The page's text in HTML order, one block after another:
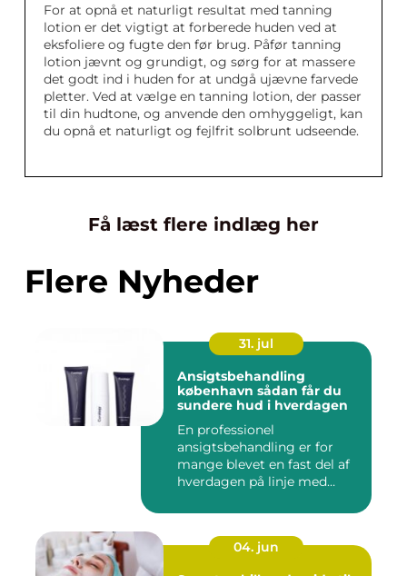
For at opnå et naturligt resultat med tanning
lotion er det vigtigt at forberede huden ved at
eksfoliere og fugte den før brug. Påfør tanning
lotion jævnt og grundigt, og sørg for at massere
det godt ind i huden for at undgå ujævne farvede
pletter. Ved at vælge en tanning lotion, der passer
til din hudtone, og anvende den omhyggeligt, kan
du opnå et naturligt og fejlfrit solbrunt udseende.
Få læst flere indlæg her
Flere Nyheder
31. jul
Ansigtsbehandling
københavn sådan får du
sundere hud i hverdagen
En professionel
ansigtsbehandling er for
mange blevet en fast del af
hverdagen på linje med
04. jun